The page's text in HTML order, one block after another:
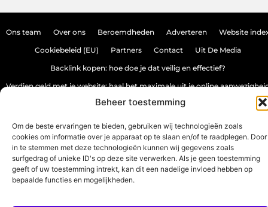
Beheer toestemming
Om de beste ervaringen te bieden, gebruiken wij technologieën zoals
cookies om informatie over je apparaat op te slaan en/of te raadplegen. Door
in te stemmen met deze technologieën kunnen wij gegevens zoals
surfgedrag of unieke ID's op deze site verwerken. Als je geen toestemming
geeft of uw toestemming intrekt, kan dit een nadelige invloed hebben op
bepaalde functies en mogelijkheden.
Ons team Over ons Beroemdheden Adverteren Website
Cookiebeleid (EU) Partners Contact Uit De Media
Backlink kopen: hoe doe je dat veilig en effectief?
Verdien geld met je website: haal het maximale uit je online
All Rights Reserved © 2025
www.source-promo.nl.